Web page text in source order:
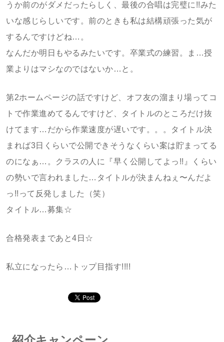
うか前のがダメだったらしく、最後の合唱は完璧に!!みた
いな感じらしいです。前のときも私は結構頑張った気が
するんですけどね…。
なんだか明日もやるみたいです。卒業式の練習。ま…授
業よりはマシなのではないか…と。
第2ホームページの話ですけど、オフ友の溜まり場ってコ
トで作業進めてるんですけど、タイトルのところだけ抜
けてます…だから作業速度が遅いです。。。タイトル決
まれば3日くらいで公開できそうなくらい案は貯まってる
のになぁ…。クラスの人に『早く公開してよっ!!』くらい
の勢いで言われました…タイトルが決まんねぇ〜んだよ
っ!!って反発しました（笑）
タイトル…募集☆
合格発表まであと4日☆
私立になったら…トップ目指す!!!!